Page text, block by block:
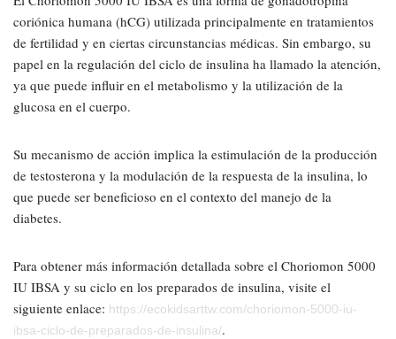
coriónica humana (hCG) utilizada principalmente en tratamientos
de fertilidad y en ciertas circunstancias médicas. Sin embargo, su
papel en la regulación del ciclo de insulina ha llamado la atención,
ya que puede influir en el metabolismo y la utilización de la
glucosa en el cuerpo.
Su mecanismo de acción implica la estimulación de la producción
de testosterona y la modulación de la respuesta de la insulina, lo
que puede ser beneficioso en el contexto del manejo de la
diabetes.
Para obtener más información detallada sobre el Choriomon 5000
IU IBSA y su ciclo en los preparados de insulina, visite el
siguiente enlace: https://ecokidsarttw.com/choriomon-5000-iu-
ibsa-ciclo-de-preparados-de-insulina/.